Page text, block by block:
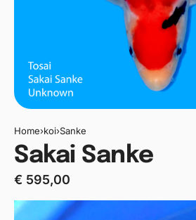
Home›koi›Sanke
Sakai Sanke
€ 595,00
Videospeler